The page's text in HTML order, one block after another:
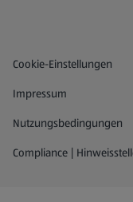
Datenschutz- und
Cookie-Einstellungen
Impressum
Nutzungsbedingungen
Compliance |